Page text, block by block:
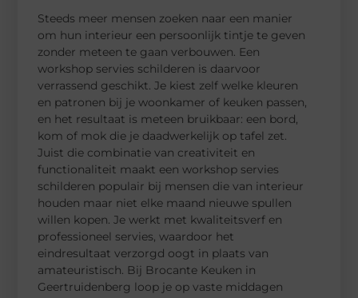
Steeds meer mensen zoeken naar een manier
om hun interieur een persoonlijk tintje te geven
zonder meteen te gaan verbouwen. Een
workshop servies schilderen is daarvoor
verrassend geschikt. Je kiest zelf welke kleuren
en patronen bij je woonkamer of keuken passen,
en het resultaat is meteen bruikbaar: een bord,
kom of mok die je daadwerkelijk op tafel zet.
Juist die combinatie van creativiteit en
functionaliteit maakt een workshop servies
schilderen populair bij mensen die van interieur
houden maar niet elke maand nieuwe spullen
willen kopen. Je werkt met kwaliteitsverf en
professioneel servies, waardoor het
eindresultaat verzorgd oogt in plaats van
amateuristisch. Bij Brocante Keuken in
Geertruidenberg loop je op vaste middagen